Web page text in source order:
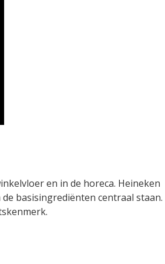
en in de horeca. Heineken
basisingrediënten centraal staan.